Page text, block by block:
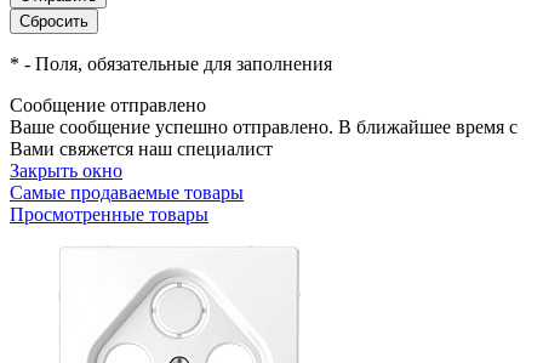
* - Поля, обязательные для заполнения
Сообщение отправлено
Ваше сообщение успешно отправлено. В ближайшее время с
Вами свяжется наш специалист
Закрыть окно
Самые продаваемые товары
Просмотренные товары